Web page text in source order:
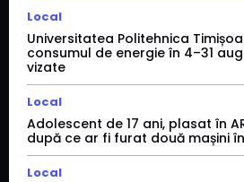
Local
Universitatea Politehnica
consumul de energie în 4–31
vizate
Local
Adolescent de 17 ani, plasat în
după ce ar fi furat două mașini
Local